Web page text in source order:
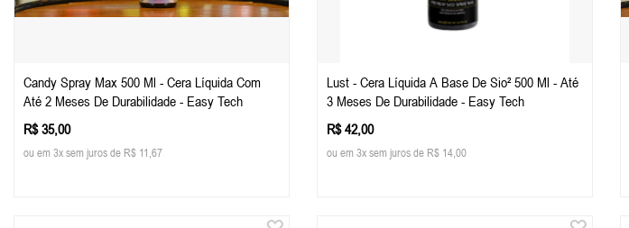
Candy Spray Max 500 Ml - Cera Líquida Com
Até 2 Meses De Durabilidade - Easy Tech
R$ 35,00
ou em 3x sem juros de R$ 11,67
Lust - Cera Líquida A Base De Sio² 500 Ml - Até
3 Meses De Durabilidade - Easy Tech
R$ 42,00
ou em 3x sem juros de R$ 14,00